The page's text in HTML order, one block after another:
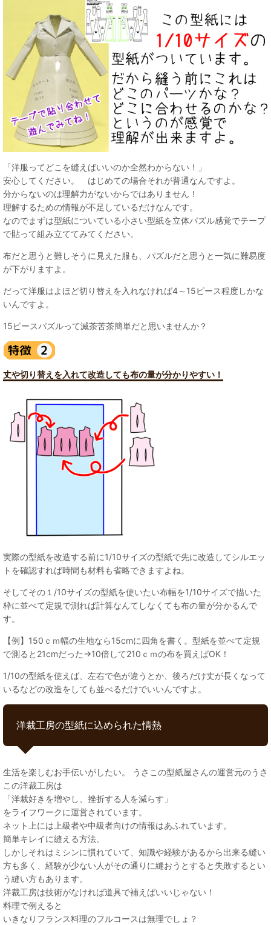
「洋服ってどこを縫えばいいのか全然わからない！」
安心してください。 はじめての場合それが普通なんですよ。
分からないのは理解力がないからではありません！
理解するための情報が不足しているだけなんです。
なのでまずは型紙についている小さい型紙を立体パズル感覚でテープ
で貼って組み立ててみてください。
布だと思うと難しそうに見えた服も、パズルだと思うと一気に難易度
が下がりますよ。
だって洋服はよほど切り替えを入れなければ4～15ピース程度しかな
いんですよ。
15ピースパズルって滅茶苦茶簡単だと思いませんか？
丈や切り替えを入れて改造しても布の量が分かりやすい！
実際の型紙を改造する前に1/10サイズの型紙で先に改造してシルエッ
トを確認すれば時間も材料も省略できますよね。
そしてその１/10サイズの型紙を使いたい布幅を1/10サイズで描いた
枠に並べて定規で測れば計算なんてしなくても布の量が分かるんで
す。
【例】150ｃｍ幅の生地なら15cmに四角を書く。型紙を並べて定規
で測ると21cmだった→10倍して210ｃｍの布を買えばOK！
1/10の型紙を使えば、左右で色が違うとか、後ろだけ丈が長くなって
いるなどの改造をしても並べるだけでいいんですよ。
洋裁工房の型紙に込められた情熱
生活を楽しむお手伝いがしたい。 うさこの型紙屋さんの運営元のうさ
この洋裁工房は
「洋裁好きを増やし、挫折する人を減らす」
をライフワークに運営されています。
ネット上には上級者や中級者向けの情報はあふれています。
簡単キレイに縫える方法。
しかしそれはミシンに慣れていて、知識や経験があるから出来る縫い
方も多く、経験が少ない人がその通りに縫おうとすると失敗するとい
う縫い方もあります。
洋裁工房は技術がなければ道具で補えばいいじゃない！
料理で例えると
いきなりフランス料理のフルコースは無理でしょ？